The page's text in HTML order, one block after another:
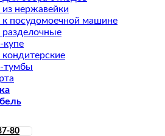
нержавейки
посудомоечной машине
тумбы
80